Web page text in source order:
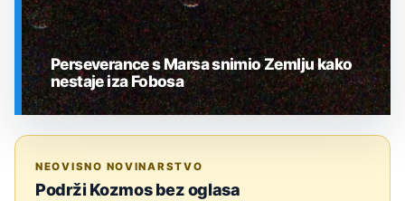
Perseverance s Marsa snimio Zemlju kako
nestaje iza Fobosa
NEOVISNO NOVINARSTVO
Podrži Kozmos bez oglasa